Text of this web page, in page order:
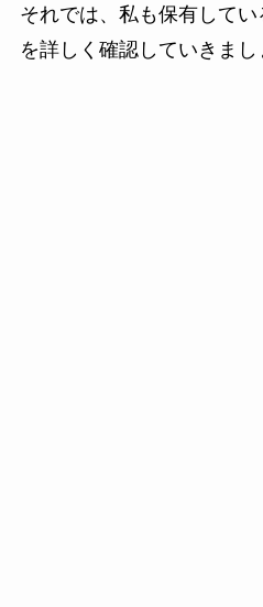
それでは、私も保有して
を詳しく確認していきまし